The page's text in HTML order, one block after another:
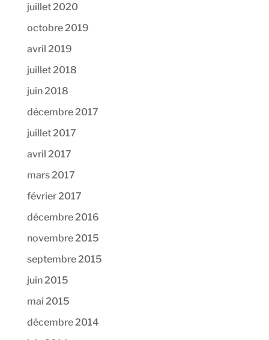
juillet 2020
octobre 2019
avril 2019
juillet 2018
juin 2018
décembre 2017
juillet 2017
avril 2017
mars 2017
février 2017
décembre 2016
novembre 2015
septembre 2015
juin 2015
mai 2015
décembre 2014